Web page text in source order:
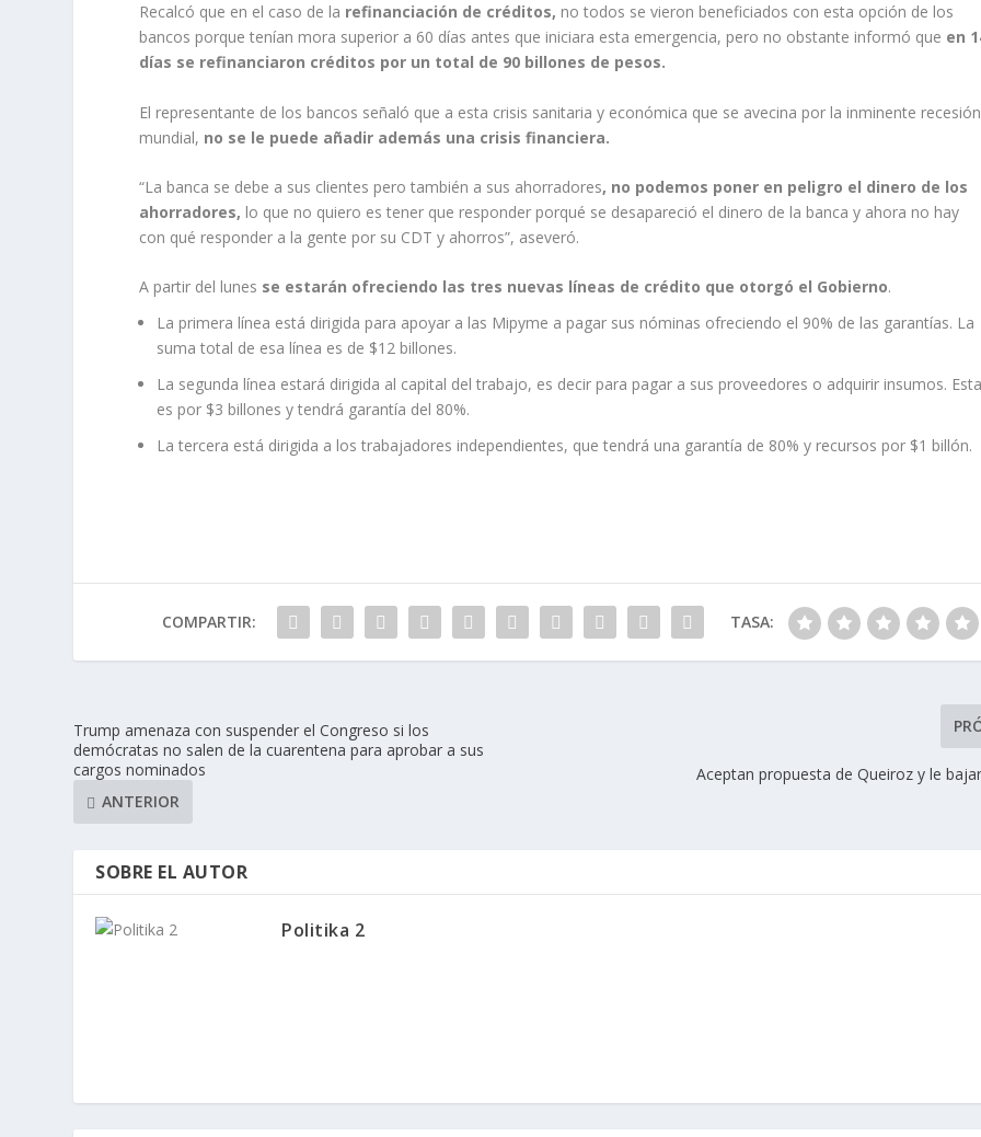
Recalcó que en el caso de la refinanciación de créditos, no todos se vieron beneficiados con esta opción de los
bancos porque tenían mora superior a 60 días antes que iniciara esta emergencia, pero no obstante informó que en
días se refinanciaron créditos por un total de 90 billones de pesos.
El representante de los bancos señaló que a esta crisis sanitaria y económica que se avecina por la inminente recesión
mundial, no se le puede añadir además una crisis financiera.
“La banca se debe a sus clientes pero también a sus ahorradores, no podemos poner en peligro el dinero de los
ahorradores, lo que no quiero es tener que responder porqué se desapareció el dinero de la banca y ahora no hay
con qué responder a la gente por su CDT y ahorros”, aseveró.
A partir del lunes se estarán ofreciendo las tres nuevas líneas de crédito que otorgó el Gobierno.
La primera línea está dirigida para apoyar a las Mipyme a pagar sus nóminas ofreciendo el 90% de las garantías. La
suma total de esa línea es de $12 billones.
La segunda línea estará dirigida al capital del trabajo, es decir para pagar a sus proveedores o adquirir insumos. Esta
es por $3 billones y tendrá garantía del 80%.
La tercera está dirigida a los trabajadores independientes, que tendrá una garantía de 80% y recursos por $1 billón.
COMPARTIR: TASA:
Trump amenaza con suspender el Congreso si los
demócratas no salen de la cuarentena para aprobar a sus
cargos nominados
ANTERIOR
Aceptan propuesta de Queiroz y le
SOBRE EL AUTOR
Politika 2